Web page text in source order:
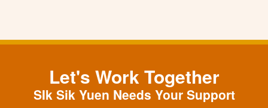
Let's Work Together
SIk Sik Yuen Needs Your Support